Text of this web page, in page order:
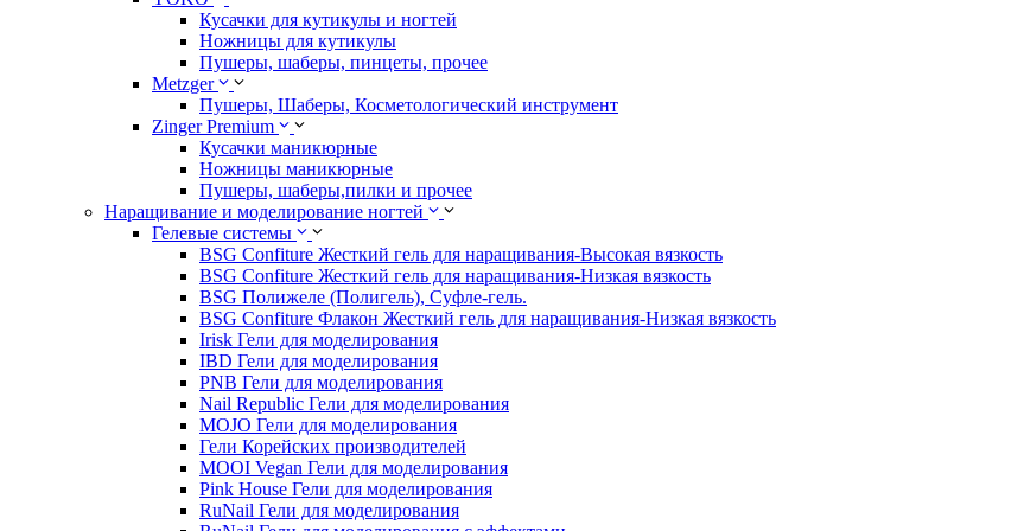
Кусачки для кутикулы и ногтей
Ножницы для кутикулы
Пушеры, шаберы, пинцеты, прочее
Metzger
Пушеры, Шаберы, Косметологический инструмент
Zinger Premium
Кусачки маникюрные
Ножницы маникюрные
Пушеры, шаберы,пилки и прочее
Наращивание и моделирование ногтей
Гелевые системы
BSG Confiture Жесткий гель для наращивания-Высокая вязкость
BSG Confiture Жесткий гель для наращивания-Низкая вязкость
BSG Полижеле (Полигель), Суфле-гель.
BSG Confiture Флакон Жесткий гель для наращивания-Низкая вязкость
Irisk Гели для моделирования
IBD Гели для моделирования
PNB Гели для моделирования
Nail Republic Гели для моделирования
MOJO Гели для моделирования
Гели Корейских производителей
MOOI Vegan Гели для моделирования
Pink House Гели для моделирования
RuNail Гели для моделирования